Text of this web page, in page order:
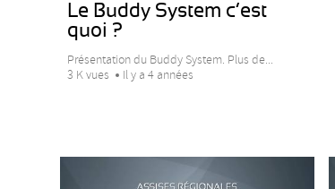
Le Buddy System c’est
quoi ?
Présentation du Buddy System. Plus de...
3 K vues
Il y a 4 années